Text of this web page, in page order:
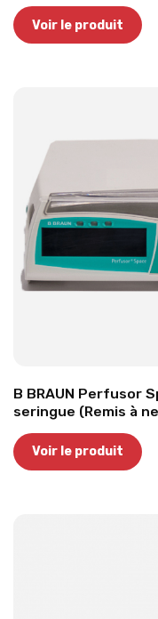
Voir le produit
B BRAUN Perfusor
seringue (Remis à
Voir le produit